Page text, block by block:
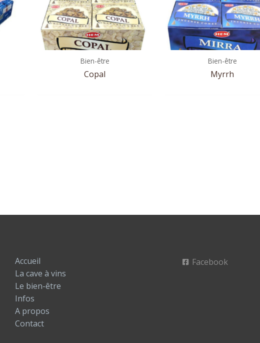
Bien-être
Copal
Bien-être
Myrrh
Accueil
La cave à vins
Le bien-être
Infos
A propos
Contact
Facebook